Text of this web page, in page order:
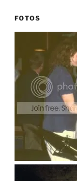
FOTOS